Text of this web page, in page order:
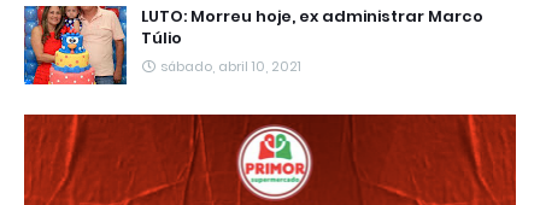
LUTO: Morreu hoje, ex administrar Marco
Túlio
sábado, abril 10, 2021